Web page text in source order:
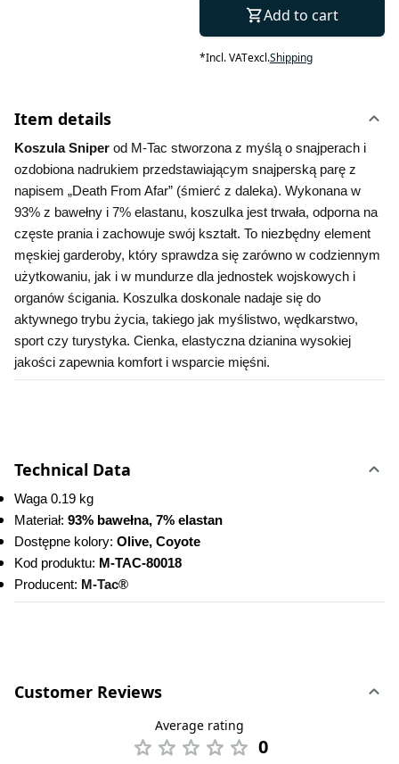
Add to cart
*Incl. VATexcl.Shipping
Item details
Koszula Sniper od M-Tac stworzona z myślą o snajperach i
ozdobiona nadrukiem przedstawiającym snajperską parę z
napisem „Death From Afar” (śmierć z daleka). Wykonana w
93% z bawełny i 7% elastanu, koszulka jest trwała, odporna na
częste prania i zachowuje swój kształt. To niezbędny element
męskiej garderoby, który sprawdza się zarówno w codziennym
użytkowaniu, jak i w mundurze dla jednostek wojskowych i
organów ścigania. Koszulka doskonale nadaje się do
aktywnego trybu życia, takiego jak myślistwo, wędkarstwo,
sport czy turystyka. Cienka, elastyczna dzianina wysokiej
jakości zapewnia komfort i wsparcie mięśni.
Technical Data
Waga 0.19 kg
Materiał: 93% bawełna, 7% elastan
Dostępne kolory: Olive, Coyote
Kod produktu: M-TAC-80018
Producent: M-Tac®
Customer Reviews
Average rating
0